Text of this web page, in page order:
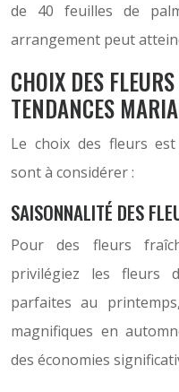
de 40 feuilles de
arrangement peut
CHOIX DES
TENDANCES
Le choix des fleurs
sont à considérer :
SAISONNALITÉ DES
Pour des fleurs
privilégiez les fleurs
parfaites au
magnifiques en
des économies